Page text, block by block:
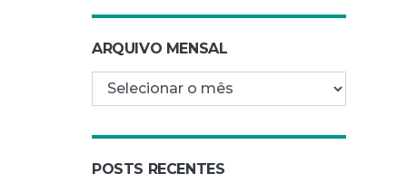
ARQUIVO MENSAL
Arquivo mensal
POSTS RECENTES